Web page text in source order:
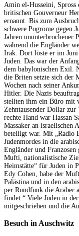
Amin el-Husseini, Spross
britischen Gouverneur
ernannt. Bis zum
schwere Pogrome gegen
Jahren ununterbrochener
während die Engländer
Irak. Dort löste er im Juni
Juden. Das war der
dem babylonischen Exil.
die Briten setzte sich der
Wochen nach seiner
Hitler. Die Nazis
stellten ihm ein Büro mit
Zehntausender Dollar
rechte Hand war Hassan
Massaker an israelischen
beteiligt war. Mit „Radio
Judenmordes in die
Engländer und
Mufti, nationalistische
Heimstätte“ für Juden in
Edy Cohen, habe der
Palästina und in den
per Rundfunk die Araber
findet.“ Viele Juden in
mitgeschrieben und die
Besuch in Auschwitz